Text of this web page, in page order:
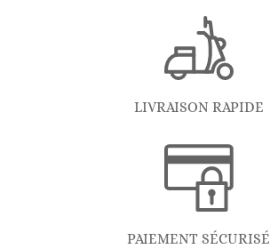
LIVRAISON RAPIDE
PAIEMENT SÉCURISÉ